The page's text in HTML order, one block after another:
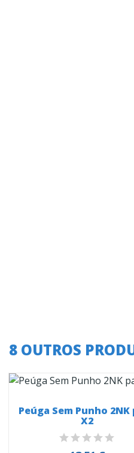
8 OUTROS
Peúga Sem Punho 2NK
X2